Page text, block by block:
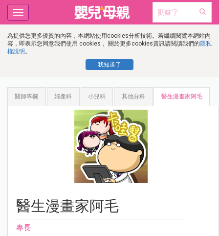
為提供您更多優質的內容，本網站使用cookies分析技術。若繼續閱覽本網站內
容，即表示您同意我們使用 cookies， 關於更多cookies資訊請閱讀我們的隱私
權說明 。
我知道了
Toggle
navigation
醫師專欄 婦產科 小兒科 其他分科 醫生漫畫家阿毛
醫生漫畫家阿毛
專長